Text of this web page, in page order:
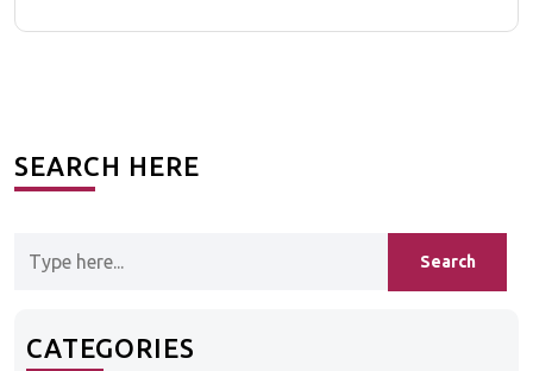
SEARCH HERE
CATEGORIES